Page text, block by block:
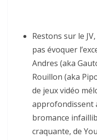
Restons sur le
pas évoquer
Andres (aka
Rouillon (aka
de jeux vidéo
approfondissent
bromance
craquante, de